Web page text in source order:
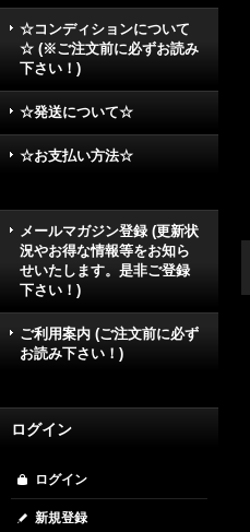
☆コンディションについて
☆ (※ご注文前に必ずお読み
下さい！)
☆発送について☆
☆お支払い方法☆
メールマガジン登録 (更新状
況やお得な情報等をお知ら
せいたします。是非ご登録
下さい！)
ご利用案内 (ご注文前に必ず
お読み下さい！)
ログイン
ログイン
新規登録